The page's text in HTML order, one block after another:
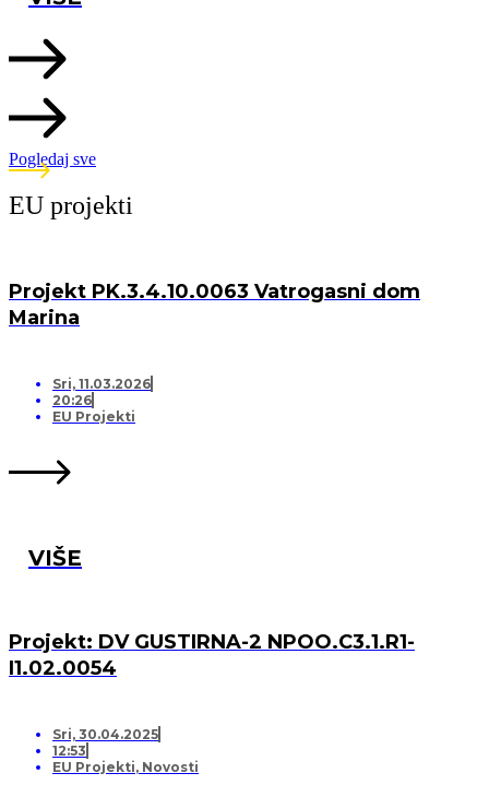
Pogledaj sve
EU projekti
Projekt PK.3.4.10.0063 Vatrogasni dom
Marina
Sri, 11.03.2026
20:26
EU Projekti
VIŠE
Projekt: DV GUSTIRNA-2 NPOO.C3.1.R1-
I1.02.0054
Sri, 30.04.2025
12:53
EU Projekti, Novosti